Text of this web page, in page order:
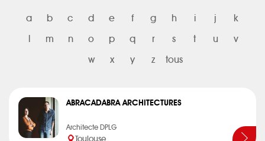
a b c d e f g h i j k
m n o p q r s t u v
w x y z tous
ABRACADABRA ARCHITECTURES
Architecte DPLG
Toulouse